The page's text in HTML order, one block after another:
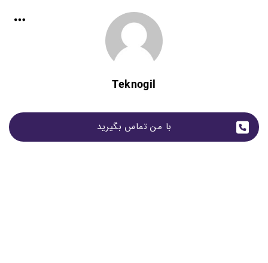
Teknogil
با من تماس بگیرید